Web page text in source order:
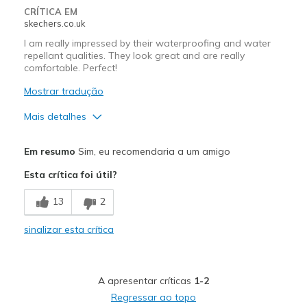
CRÍTICA EM
skechers.co.uk
I am really impressed by their waterproofing and water
repellant qualities. They look great and are really
comfortable. Perfect!
Mostrar tradução
Mais detalhes
Breathe Well
Comfortable
Em resumo Sim, eu recomendaria a um amigo
Esta crítica foi útil?
13 2
sinalizar esta crítica
A apresentar críticas 1-2
Regressar ao topo